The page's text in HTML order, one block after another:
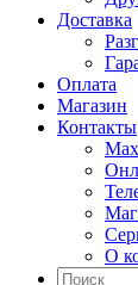
Доставка
Оплата
Магазин
Контакты
О